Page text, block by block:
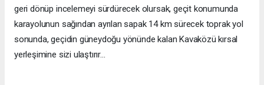
geri dönüp incelemeyi sürdürecek olursak, geçit konumunda
karayolunun sağından ayrılan sapak 14 km sürecek toprak yol
sonunda, geçidin güneydoğu yönünde kalan Kavaközü kırsal
yerleşimine sizi ulaştırır...